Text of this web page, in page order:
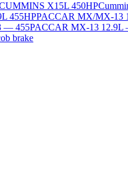
X15L 450HP
455HPPACCAR MX/MX-13
— 455PACCAR MX-13 12.9L
brake